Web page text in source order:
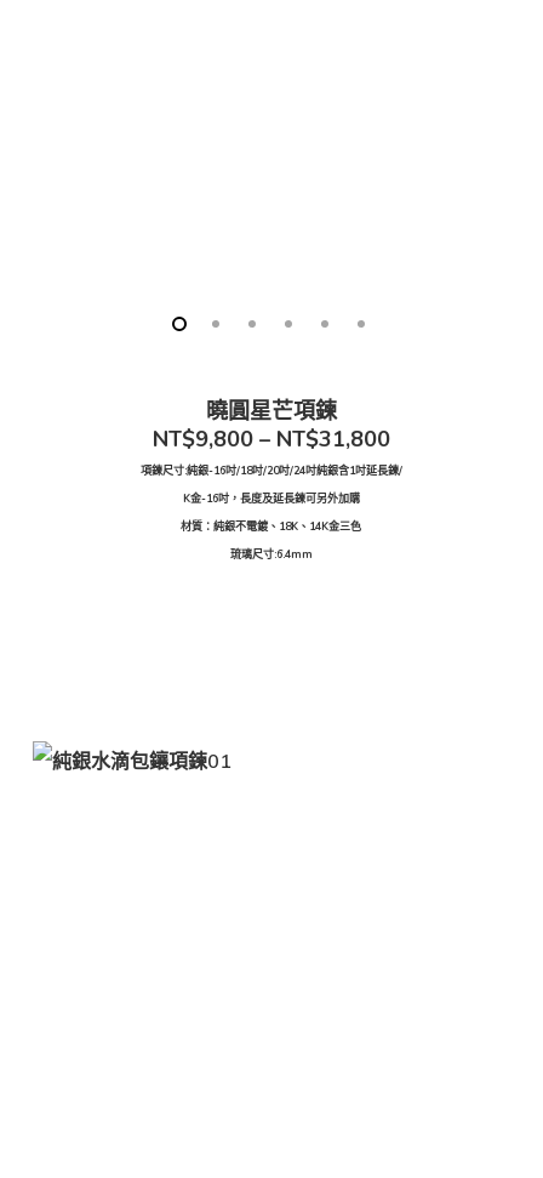
曉圓星芒項鍊
NT$9,800 – NT$31,800
項鍊尺寸:純銀-16吋/18吋/20吋/24吋純銀含1吋延長鍊/
K金-16吋，長度及延長鍊可另外加購
材質：純銀不電鍍、18K、14K金三色
琉璃尺寸:6.4mm